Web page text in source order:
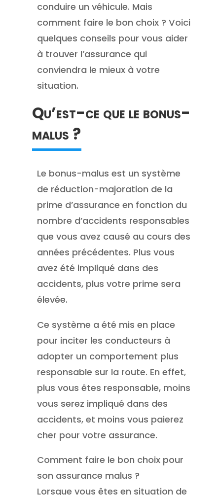
conduire un véhicule. Mais
comment faire le bon choix ? Voici
quelques conseils pour vous aider
à trouver l’assurance qui
conviendra le mieux à votre
situation.
Qu’est-ce que le bonus-
malus ?
Le bonus-malus est un système
de réduction-majoration de la
prime d’assurance en fonction du
nombre d’accidents responsables
que vous avez causé au cours des
années précédentes. Plus vous
avez été impliqué dans des
accidents, plus votre prime sera
élevée.
Ce système a été mis en place
pour inciter les conducteurs à
adopter un comportement plus
responsable sur la route. En effet,
plus vous êtes responsable, moins
vous serez impliqué dans des
accidents, et moins vous paierez
cher pour votre assurance.
Comment faire le bon choix pour
son assurance malus ?
Lorsque vous êtes en situation de